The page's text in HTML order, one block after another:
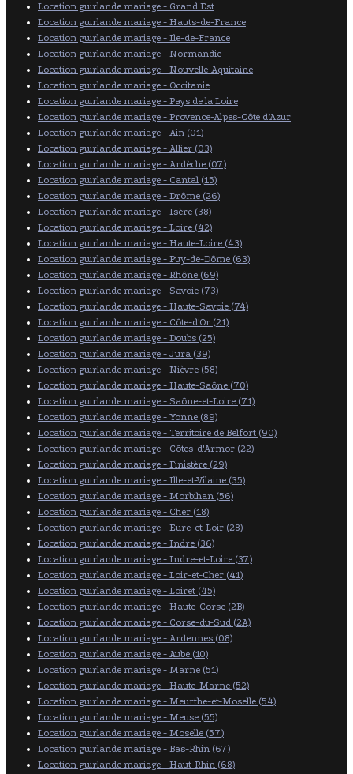
Location guirlande mariage - Grand Est
Location guirlande mariage - Hauts-de-France
Location guirlande mariage - Ile-de-France
Location guirlande mariage - Normandie
Location guirlande mariage - Nouvelle-Aquitaine
Location guirlande mariage - Occitanie
Location guirlande mariage - Pays de la Loire
Location guirlande mariage - Provence-Alpes-Côte d’Azur
Location guirlande mariage - Ain (01)
Location guirlande mariage - Allier (03)
Location guirlande mariage - Ardèche (07)
Location guirlande mariage - Cantal (15)
Location guirlande mariage - Drôme (26)
Location guirlande mariage - Isère (38)
Location guirlande mariage - Loire (42)
Location guirlande mariage - Haute-Loire (43)
Location guirlande mariage - Puy-de-Dôme (63)
Location guirlande mariage - Rhône (69)
Location guirlande mariage - Savoie (73)
Location guirlande mariage - Haute-Savoie (74)
Location guirlande mariage - Côte-d'Or (21)
Location guirlande mariage - Doubs (25)
Location guirlande mariage - Jura (39)
Location guirlande mariage - Nièvre (58)
Location guirlande mariage - Haute-Saône (70)
Location guirlande mariage - Saône-et-Loire (71)
Location guirlande mariage - Yonne (89)
Location guirlande mariage - Territoire de Belfort (90)
Location guirlande mariage - Côtes-d'Armor (22)
Location guirlande mariage - Finistère (29)
Location guirlande mariage - Ille-et-Vilaine (35)
Location guirlande mariage - Morbihan (56)
Location guirlande mariage - Cher (18)
Location guirlande mariage - Eure-et-Loir (28)
Location guirlande mariage - Indre (36)
Location guirlande mariage - Indre-et-Loire (37)
Location guirlande mariage - Loir-et-Cher (41)
Location guirlande mariage - Loiret (45)
Location guirlande mariage - Haute-Corse (2B)
Location guirlande mariage - Corse-du-Sud (2A)
Location guirlande mariage - Ardennes (08)
Location guirlande mariage - Aube (10)
Location guirlande mariage - Marne (51)
Location guirlande mariage - Haute-Marne (52)
Location guirlande mariage - Meurthe-et-Moselle (54)
Location guirlande mariage - Meuse (55)
Location guirlande mariage - Moselle (57)
Location guirlande mariage - Bas-Rhin (67)
Location guirlande mariage - Haut-Rhin (68)